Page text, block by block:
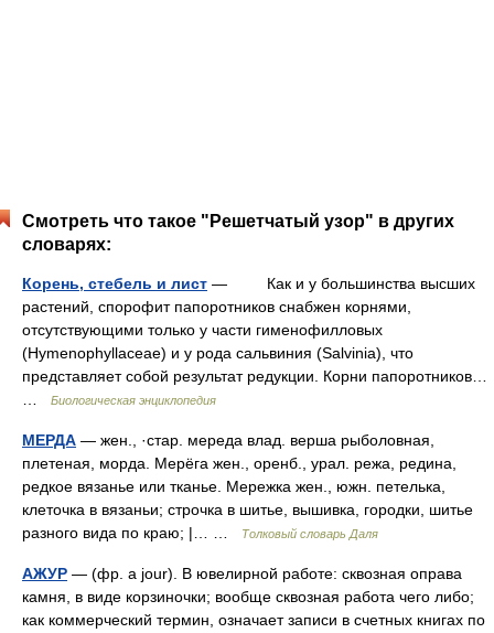
Смотреть что такое "Решетчатый узор" в других
словарях:
Корень, стебель и лист — Как и у большинства высших
растений, спорофит папоротников снабжен корнями,
отсутствующими только у части гименофилловых
(Hymenophyllaceae) и у рода сальвиния (Salvinia), что
представляет собой результат редукции. Корни папоротников…
Биологическая энциклопедия
МЕРДА — жен., ·стар. мереда влад. верша рыболовная,
плетеная, морда. Мерёга жен., оренб., урал. режа, редина,
редкое вязанье или тканье. Мережка жен., южн. петелька,
клеточка в вязаньи; строчка в шитье, вышивка, городки, шитье
разного вида по краю; |… …
Толковый словарь Даля
АЖУР — (фр. a jour). В ювелирной работе: сквозная оправа
камня, в виде корзиночки; вообще сквозная работа чего либо;
как коммерческий термин, означает записи в счетных книгах по